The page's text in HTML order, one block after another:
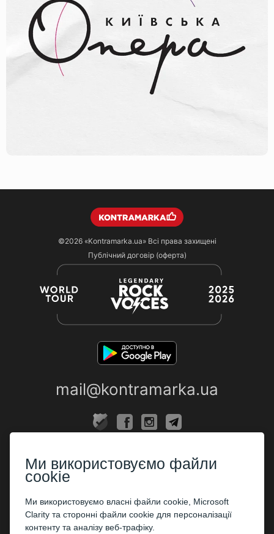
©2026 «Kontramarka.ua»Всі права захищені
Публічний договір (оферта)
mail@kontramarka.ua
Каси
ПАРТНЕРАМ
Організаторам
Ми використовуємо файли
cookie
Ми використовуємо власні файли cookie, Microsoft
Clarity та сторонні файли cookie для персоналізації
контенту та аналізу веб-трафіку.